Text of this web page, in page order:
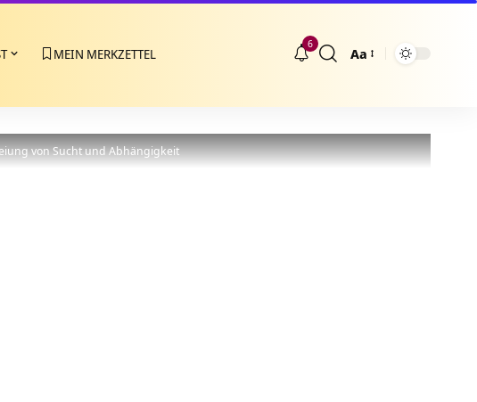
MEIN MERKZETTEL
6
Größenänderung
Aa
von Sucht und Abhängigkeit